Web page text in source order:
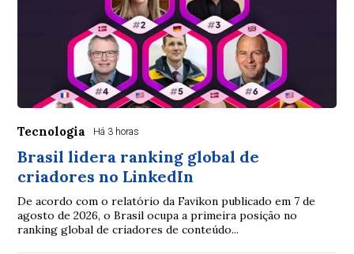
Tecnologia Há 3 horas
Brasil lidera ranking global de
criadores no LinkedIn
De acordo com o relatório da Favikon publicado em 7 de
agosto de 2026, o Brasil ocupa a primeira posição no
ranking global de criadores de conteúdo...